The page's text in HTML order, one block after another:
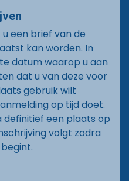
een brief van de
kan worden. In
datum waarop u aan
dat u van deze voor
gebruik wilt
op tijd doet.
definitief een plaats op
volgt zodra